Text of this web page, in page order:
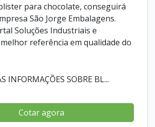
para chocolate, conseguirá
São Jorge Embalagens.
Soluções Industriais e
referência em qualidade do
INFORMAÇÕES SOBRE BL...
Cotar agora